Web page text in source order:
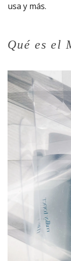
usa y más.
Qué es el